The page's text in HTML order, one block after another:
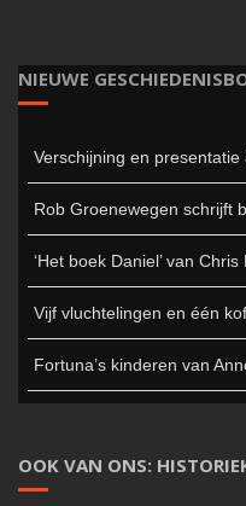
NIEUWE
Verschijning en
Rob Groenewegen schrijft
‘Het boek Daniel’ van
Vijf vluchtelingen en één
Fortuna’s kinderen van
OOK VAN ONS: